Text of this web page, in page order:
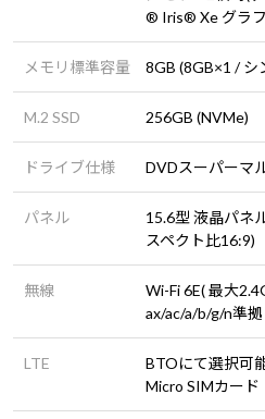
® Iris® Xe グラ
メモリ標準容量 8GB (8GB×1 / シ
M.2 SSD 256GB (NVMe)
ドライブ仕様 DVDスーパーマ
パネル
15.6型 液晶パネ
スペクト比16:9)
無線
Wi-Fi 6E( 最大
ax/ac/a/b/g/n準
LTE
BTOにて選択可
Micro SIMカード